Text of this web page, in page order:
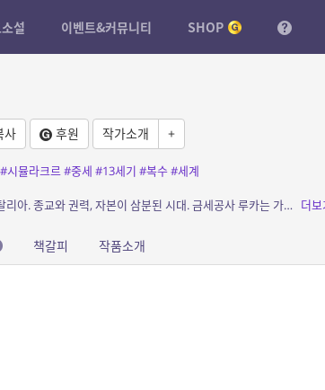
설 이벤트&커뮤니티 SHOP
사 후원 작가소개 +
#시뮬라크르#중세 #13세기 #복수#세계
소개: “교황청에 악마의 은행을 세우겠다.” 13세기 초 유럽, 이탈리아. 종교와 권력, 자본이 삼분된 시대. 금세공사 루카는 가족을 잃은 복수심으로 가문의 원수들을 향한 전례 없는 계획... 더
책갈피 작품소개